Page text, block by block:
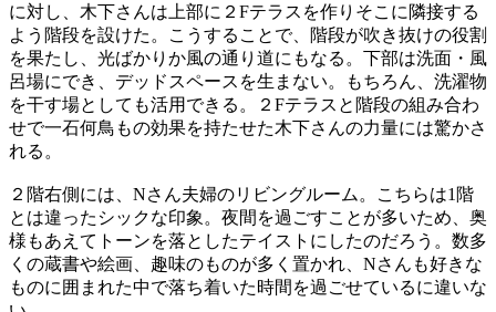
に対し、木下さんは上部に２Fテラスを作りそこに隣接する
よう階段を設けた。こうすることで、階段が吹き抜けの役割
を果たし、光ばかりか風の通り道にもなる。下部は洗面・風
呂場にでき、デッドスペースを生まない。もちろん、洗濯物
を干す場としても活用できる。２Fテラスと階段の組み合わ
せで一石何鳥もの効果を持たせた木下さんの力量には驚かさ
れる。
２階右側には、Nさん夫婦のリビングルーム。こちらは1階
とは違ったシックな印象。夜間を過ごすことが多いため、奥
様もあえてトーンを落としたテイストにしたのだろう。数多
くの蔵書や絵画、趣味のものが多く置かれ、Nさんも好きな
ものに囲まれた中で落ち着いた時間を過ごせているに違いな